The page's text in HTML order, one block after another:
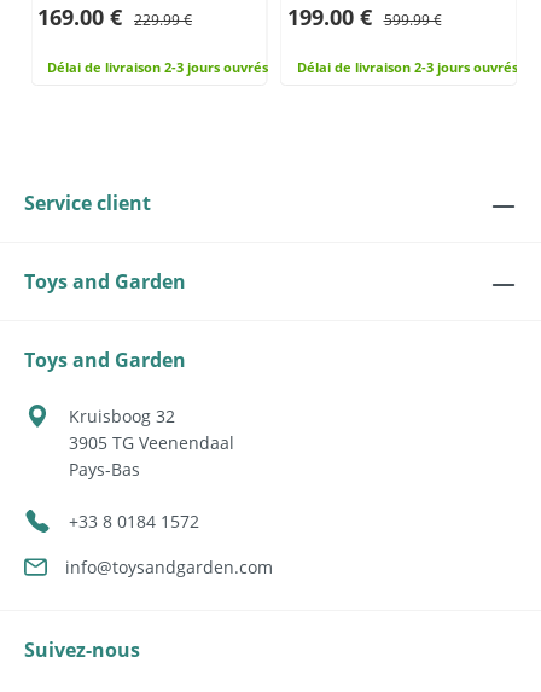
169.00 € 229.99 €
Délai de livraison 2-3 jours ouvrés
199.00 € 599.99 €
Délai de livraison 2-3 jours ouvrés
Toys and Garden
Kruisboog 32
3905 TG Veenendaal
Pays-Bas
+33 8 0184 1572
info@toysandgarden.com
Service client
Toys and Garden
Suivez-nous